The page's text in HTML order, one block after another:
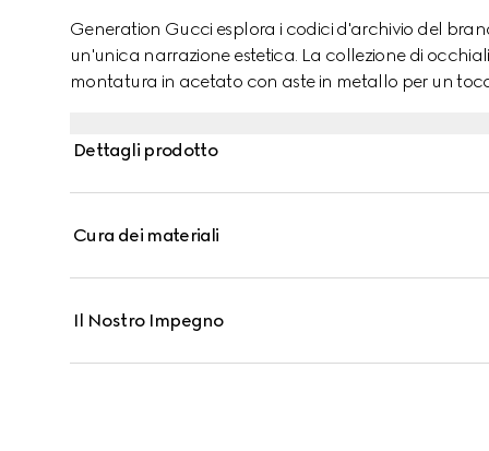
Generation Gucci esplora i codici d'archivio del
un'unica narrazione estetica. La collezione di
montatura in acetato con aste in metallo per un
Dettagli prodotto
Cura dei materiali
Il Nostro Impegno